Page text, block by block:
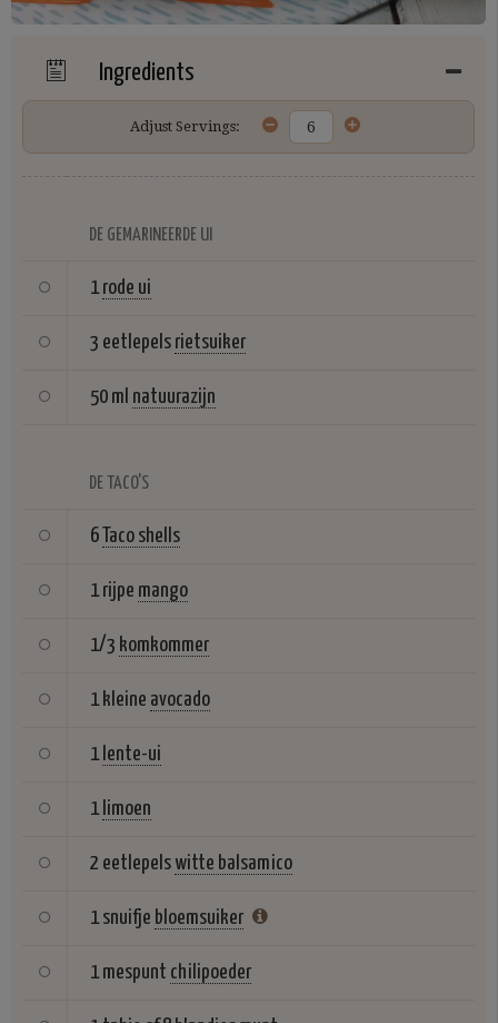
Ingredients
Adjust Servings:
DE GEMARINEERDE UI
1 rode ui
3 eetlepels rietsuiker
50 ml natuurazijn
DE TACO'S
6Taco shells
1 rijpe mango
1/3 komkommer
1 kleine avocado
1 lente-ui
1 limoen
2 eetlepels witte balsamico
1 snuifje bloemsuiker
1 mespunt chilipoeder